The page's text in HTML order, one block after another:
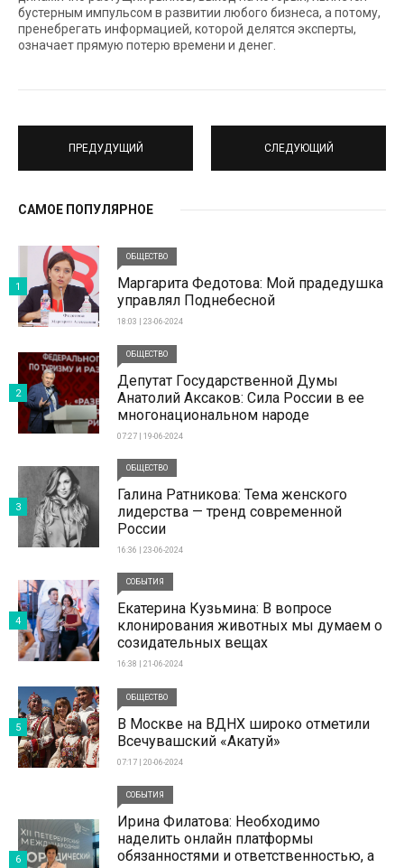
бустерным импульсом в развитии любого бизнеса, а потому,
пренебрегать информацией, которой делятся эксперты,
означает прямую потерю времени и денег.
ПРЕДУДУЩИЙ СЛЕДУЮЩИЙ
САМОЕ ПОПУЛЯРНОЕ
ОБЩЕСТВО
Маргарита Федотова: Мой прадедушка
управлял Поднебесной
18:03 | 23-06-2024
1
ОБЩЕСТВО
Депутат Государственной Думы
Анатолий Аксаков: Сила России в ее
многонациональном народе
07:27 | 19-06-2024
2
ОБЩЕСТВО
Галина Ратникова: Тема женского
лидерства — тренд современной
России
16:36 | 23-06-2024
3
СОБЫТИЯ
Екатерина Кузьмина: В вопросе
клонирования животных мы думаем о
созидательных вещах
16:38 | 21-06-2024
4
ОБЩЕСТВО
В Москве на ВДНХ широко отметили
Всечувашский «Акатуй»
07:17 | 20-06-2024
5
СОБЫТИЯ
Ирина Филатова: Необходимо
наделить онлайн платформы
обязанностями и ответственностью, а
6